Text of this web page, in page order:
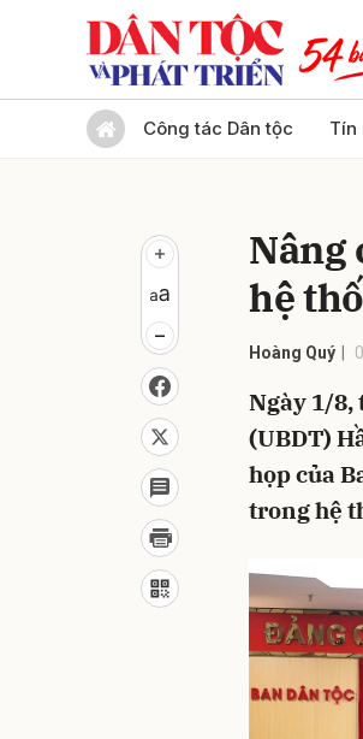
Công tác Dân tộc Tín
Nâng
hệ
Hoàng Quý
Ngày 1/8,
(UBDT)
họp của
trong hệ